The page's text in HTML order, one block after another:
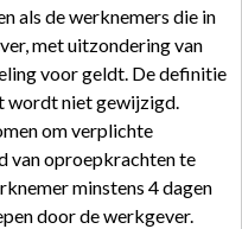
als de werknemers die in
met uitzondering van
voor geldt. De definitie
wordt niet gewijzigd.
om verplichte
van oproepkrachten te
minstens 4 dagen
door de werkgever.